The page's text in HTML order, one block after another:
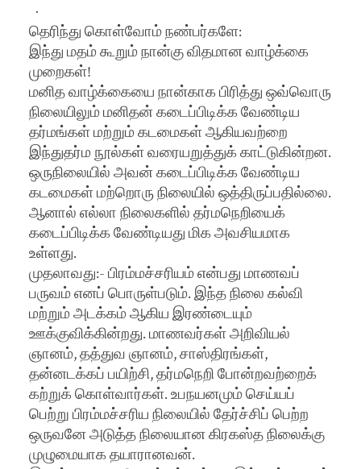
·
தெரிந்து கொள்வோம் நண்பர்களே:
இந்து மதம் கூறும் நான்கு விதமான வாழ்க்கை
முறைகள்!
மனித வாழ்க்கையை நான்காக பிரித்து ஒவ்வொரு
நிலையிலும் மனிதன் கடைப்பிடிக்க வேண்டிய
தர்மங்கள் மற்றும் கடமைகள் ஆகியவற்றை
இந்துதர்ம நூல்கள் வரையறுத்துக் காட்டுகின்றன.
ஒருநிலையில் அவன் கடைப்பிடிக்க வேண்டிய
கடமைகள் மற்றொரு நிலையில் ஒத்திருப்பதில்லை.
ஆனால் எல்லா நிலைகளில் தர்மநெறியைக்
கடைப்பிடிக்க வேண்டியது மிக அவசியமாக
உள்ளது.
முதலாவது:- பிரம்மச்சரியம் என்பது மாணவப்
பருவம் எனப் பொருள்படும். இந்த நிலை கல்வி
மற்றும் அடக்கம் ஆகிய இரண்டையும்
ஊக்குவிக்கின்றது. மாணவர்கள் அறிவியல்
ஞானம், தத்துவ ஞானம், சாஸ்திரங்கள்,
தன்னடக்கப் பயிற்சி, தர்மநெறி போன்றவற்றைக்
கற்றுக் கொள்வார்கள். உபநயனமும் செய்யப்
பெற்று பிரம்மச்சரிய நிலையில் தேர்ச்சிப் பெற்ற
ஒருவனே அடுத்த நிலையான கிரகஸ்த நிலைக்கு
முழுமையாக தயாரானவன்.